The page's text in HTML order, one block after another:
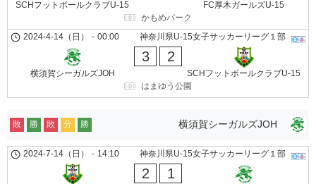
SCHフットボールクラブU-15
FC厚木ガールズU-15
かもめパーク
神奈川県U-15女子サッカーリーグ１部
2024-4-14（日） - 00:00
横須賀シーガルズJOH
3 2
SCHフットボールクラブU-15
はまゆう公園
横須賀シーガルズJOH
敗 勝 敗 分 勝
神奈川県U-15女子サッカーリーグ１部
2024-7-14（日） - 14:10
2 1